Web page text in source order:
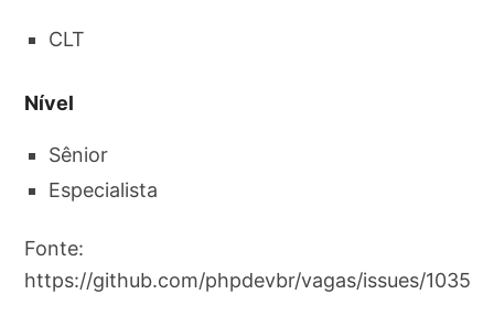
CLT
Nível
Sênior
Especialista
Fonte:
https://github.com/phpdevbr/vagas/issues/1035